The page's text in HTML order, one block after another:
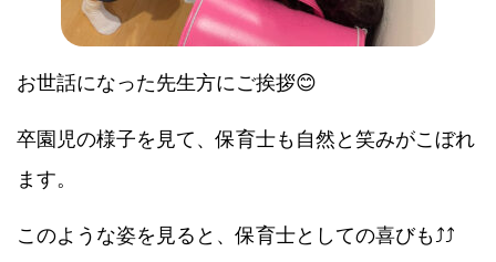
お世話になった先生方にご挨拶😊
卒園児の様子を見て、保育士も自然と笑みがこぼれ
ます。
このような姿を見ると、保育士としての喜びも⤴⤴